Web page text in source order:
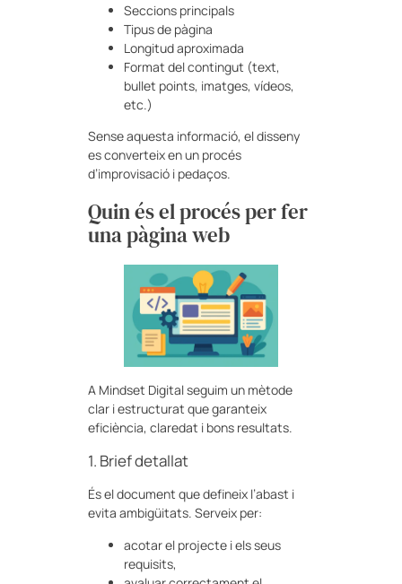
Seccions principals
Tipus de pàgina
Longitud aproximada
Format del contingut (text,
bullet points, imatges, vídeos,
etc.)
Sense aquesta informació, el disseny
es converteix en un procés
d’improvisació i pedaços.
Quin és el procés per fer
una pàgina web
A Mindset Digital seguim un mètode
clar i estructurat que garanteix
eficiència, claredat i bons resultats.
1. Brief detallat
És el document que defineix l’abast i
evita ambigüitats. Serveix per:
acotar el projecte i els seus
requisits,